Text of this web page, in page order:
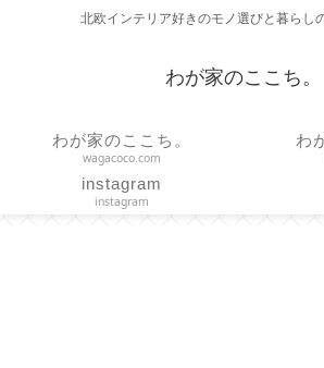
北欧インテリア好きのモノ選びと暮らし
わが家のここち。
わが家のここち。
wagacoco.com
わ
instagram
instagram